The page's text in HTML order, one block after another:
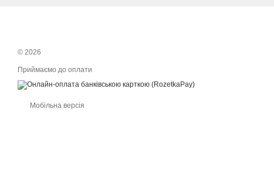
© 2026
Приймаємо до оплати
Мобільна версія